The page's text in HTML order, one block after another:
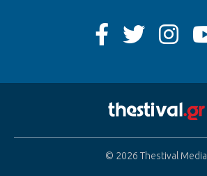
© 2026 Thestival Media